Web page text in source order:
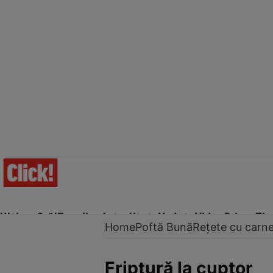
Ultima Oră!Trending Actualitate Vedete Video Prime Time
HomePoftă BunăRețete cu
Friptură la cuptor